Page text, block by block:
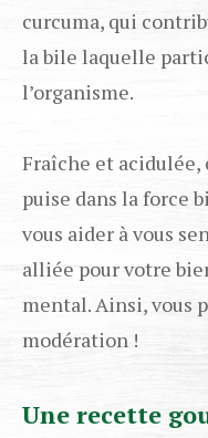
curcuma, qui
la bile laquelle
l’organisme.
Fraîche et
puise dans la force
vous aider à vous
alliée pour votre
mental. Ainsi, vous
modération !
Une recette